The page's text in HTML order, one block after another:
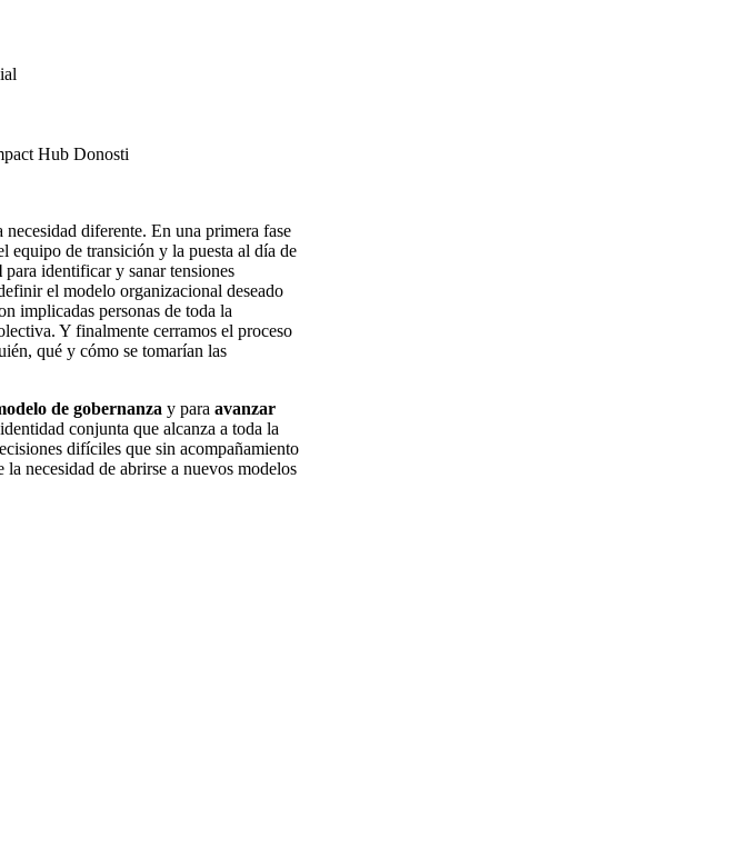
Hub Donosti
diferente. En una primera fase
de transición y la puesta al día de
para identificar y sanar tensiones
el modelo organizacional deseado
implicadas personas de toda la
Y finalmente cerramos el proceso
qué y cómo se tomarían las
de gobernanza y para avanzar
conjunta que alcanza a toda la
difíciles que sin acompañamiento
necesidad de abrirse a nuevos modelos